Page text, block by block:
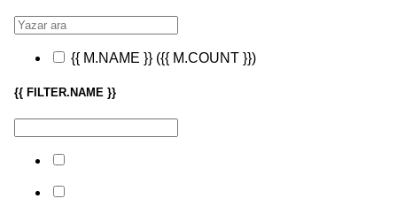
{{ M.NAME }} ({{ M.COUNT }})
{{ FILTER.NAME }}